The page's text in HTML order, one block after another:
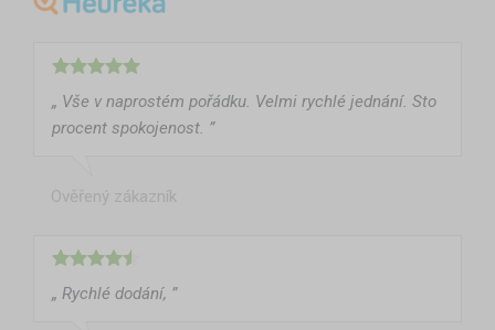
„ Vše v naprostém pořádku. Velmi rychlé jednání. Sto
procent spokojenost. ”
Ověřený zákazník
„ Rychlé dodání, ”